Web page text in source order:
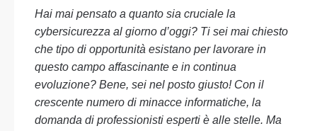
Hai mai pensato a quanto sia cruciale la
cybersicurezza al giorno d’oggi? Ti sei mai chiesto
che tipo di opportunità esistano per lavorare in
questo campo affascinante e in continua
evoluzione? Bene, sei nel posto giusto! Con il
crescente numero di minacce informatiche, la
domanda di professionisti esperti è alle stelle. Ma